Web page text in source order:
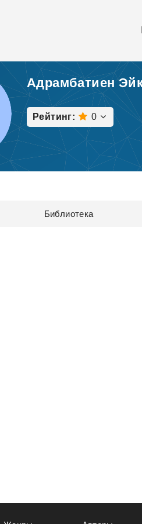
Адрамбатиен
Рейтинг: 0
Библиотека